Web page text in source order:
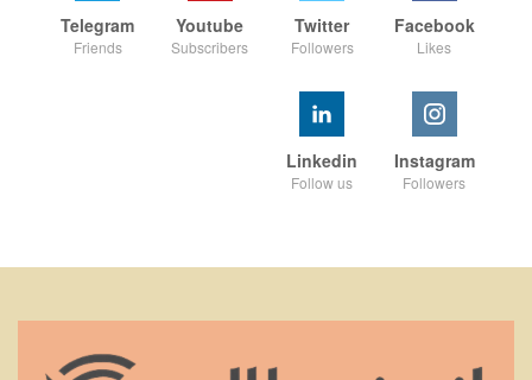
Facebook
Likes
Twitter
Followers
Youtube
Subscribers
Telegram
Friends
Instagram
Followers
Linkedin
Follow us